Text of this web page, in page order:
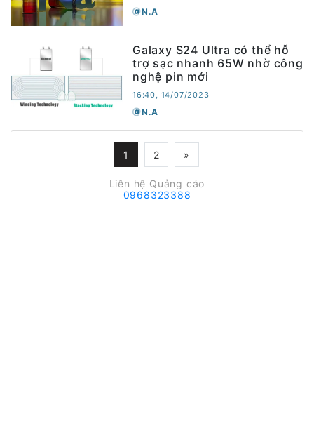
N.A
Galaxy S24 Ultra có thể hỗ
trợ sạc nhanh 65W nhờ công
nghệ pin mới
16:40, 14/07/2023
N.A
1 2 »
Liên hệ Quảng cáo
0968323388